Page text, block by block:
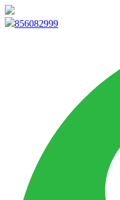
856082999